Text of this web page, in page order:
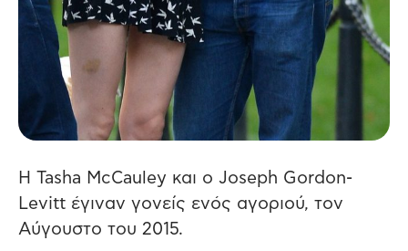
Η Tasha McCauley και ο Joseph Gordon-
Levitt έγιναν γονείς ενός αγοριού, τον
Αύγουστο του 2015.